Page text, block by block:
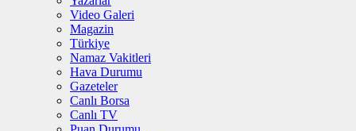
Video Galeri
Magazin
Türkiye
Namaz Vakitleri
Hava Durumu
Gazeteler
Canlı Borsa
Canlı TV